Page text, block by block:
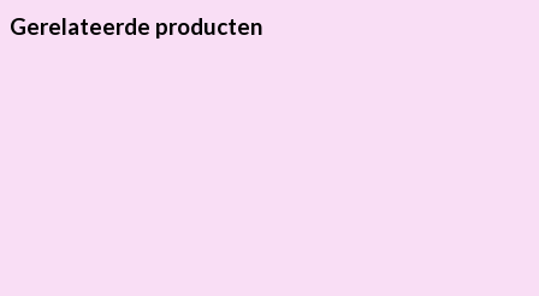
Gerelateerde producten